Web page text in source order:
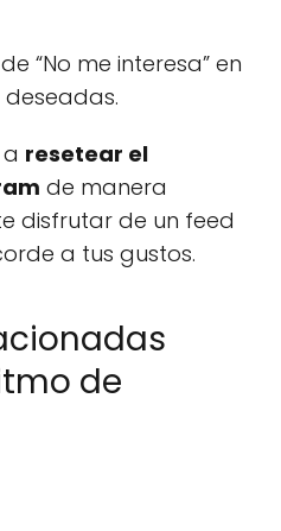
“No me interesa” en
resetear el
de manera
disfrutar de un feed
a tus gustos.
de